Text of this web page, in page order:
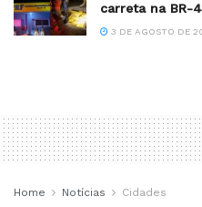
carreta na BR-
3 DE AGOSTO DE
Home Notícias Cidades